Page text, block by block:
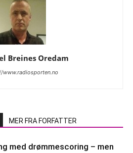
Breines Oredam
www.radiosporten.no
MER FRA FORFATTER
med drømmescoring – men